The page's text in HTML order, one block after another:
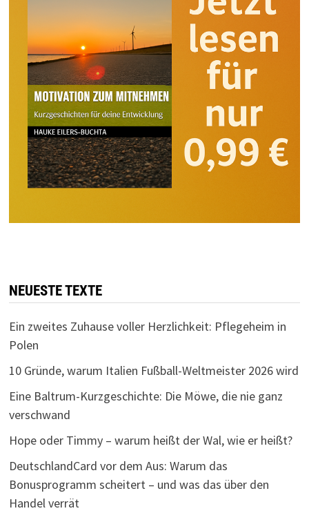
NEUESTE TEXTE
Ein zweites Zuhause voller Herzlichkeit: Pflegeheim in
Polen
10 Gründe, warum Italien Fußball-Weltmeister 2026 wird
Eine Baltrum-Kurzgeschichte: Die Möwe, die nie ganz
verschwand
Hope oder Timmy – warum heißt der Wal, wie er heißt?
DeutschlandCard vor dem Aus: Warum das
Bonusprogramm scheitert – und was das über den
Handel verrät